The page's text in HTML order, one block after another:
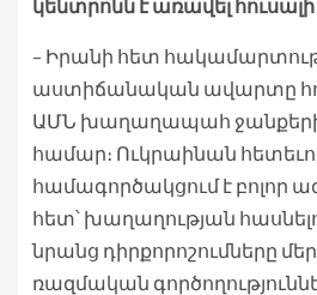
կենտրոնն է առավել
– Իրանի հետ
աստիճանական ավարտը
ԱՄՆ խաղաղապահ
համար։ Ուկրաինան
համագործակցում է բոլոր
հետ՝ խաղաղության
նրանց դիրքորոշումները
ռազմական